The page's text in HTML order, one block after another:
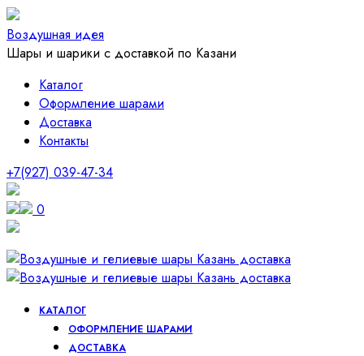
Воздушная идея
Шары и шарики с доставкой по Казани
Каталог
Оформление шарами
Доставка
Контакты
+7(927) 039-47-34
0
КАТАЛОГ
ОФОРМЛЕНИЕ ШАРАМИ
ДОСТАВКА